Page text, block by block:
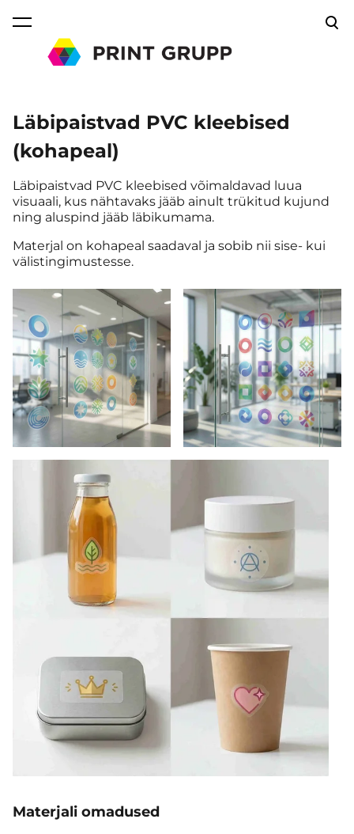
lisati ostukorvi.
Läbipaistvad PVC kleebised
(kohapeal)
Läbipaistvad PVC kleebised võimaldavad luua
visuaali, kus nähtavaks jääb ainult trükitud kujund
ning aluspind jääb läbikumama.
Materjal on kohapeal saadaval ja sobib nii sise- kui
välistingimustesse.
Materjali omadused